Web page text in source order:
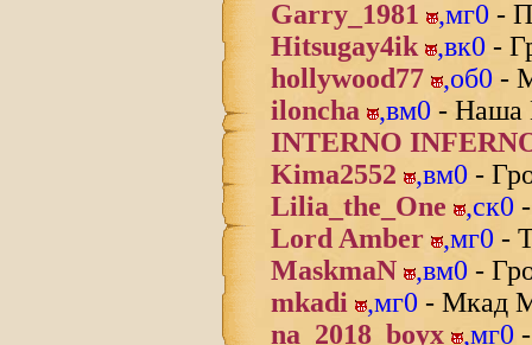
Garry_1981
,мг0 -
Hitsugay4ik
,вк0 -
hollywood77
,об0 -
iloncha
,вм0 - Наша
INTERNO
Kima2552
,вм0 -
Lilia_the_One
,ск0
Lord Amber
,мг0 -
MaskmaN
,вм0 -
mkadi
,мг0 - Мкад
na_2018_boyx
,мг0